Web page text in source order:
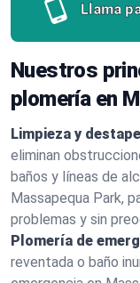
Llama
Nuestros
plomería en
Limpieza y
eliminan
baños y líneas de
Massapequa Park,
problemas y sin
Plomería de
reventada o baño